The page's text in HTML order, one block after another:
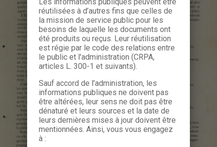
réutilisées à d’autres fins que celles de
la mission de service public pour les
besoins de laquelle les documents ont
été produits ou reçus. Leur réutilisation
est régie par le code des relations entre
le public et l'administration (CRPA,
articles L. 300-1 et suivants).
Sauf accord de l’administration, les
informations publiques ne doivent pas
être altérées, leur sens ne doit pas être
dénaturé et leurs sources et la date de
leurs dernières mises à jour doivent être
mentionnées. Ainsi, vous vous engagez
à :